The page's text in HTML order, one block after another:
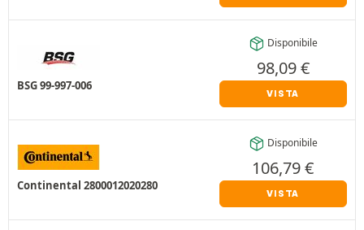
BSG 99-997-006
Disponibile
98,09€
VISTA
Continental 2800012020280
Disponibile
106,79€
VISTA